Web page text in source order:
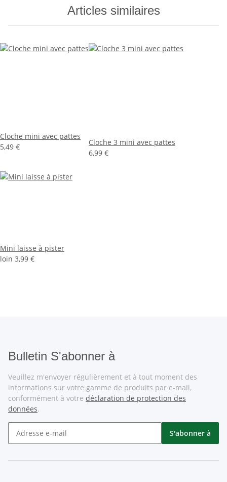
Articles similaires
Cloche mini avec pattes
5,49 €
Cloche 3 mini avec pattes
6,99 €
Mini laisse à pister
loin 3,99 €
Bulletin S'abonner à
Veuillez m'envoyer régulièrement et à tout moment des
informations sur votre gamme de produits par e-mail,
conformément à votre déclaration de protection des
données.
S'abonner à